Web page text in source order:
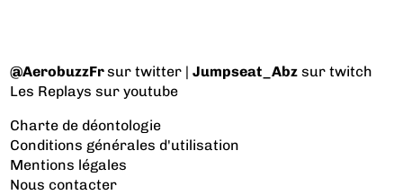
@AerobuzzFrsur twitter |Jumpseat_Abz sur twitch
Les Replays sur youtube
Charte de déontologie
Conditions générales d'utilisation
Mentions légales
Nous contacter